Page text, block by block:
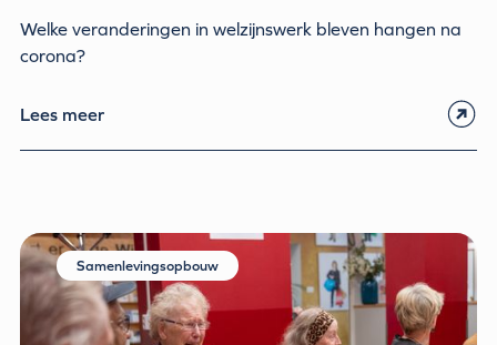
Welke veranderingen in welzijnswerk bleven hangen na
corona?
Lees meer
Samenlevingsopbouw